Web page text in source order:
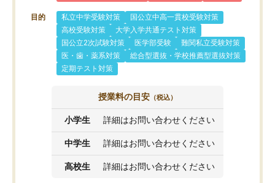
目的 私立中学受験対策
国公立中高一貫校受験対策
高校受験対策
大学入学共通テスト対策
国公立2次試験対策
医学部受験
難関私立受験対策
医・歯・薬系対策
総合型選抜・学校推薦型選抜対策
定期テスト対策
授業料の目安 （税込）
小学生 詳細はお問い合わせください
中学生 詳細はお問い合わせください
高校生 詳細はお問い合わせください